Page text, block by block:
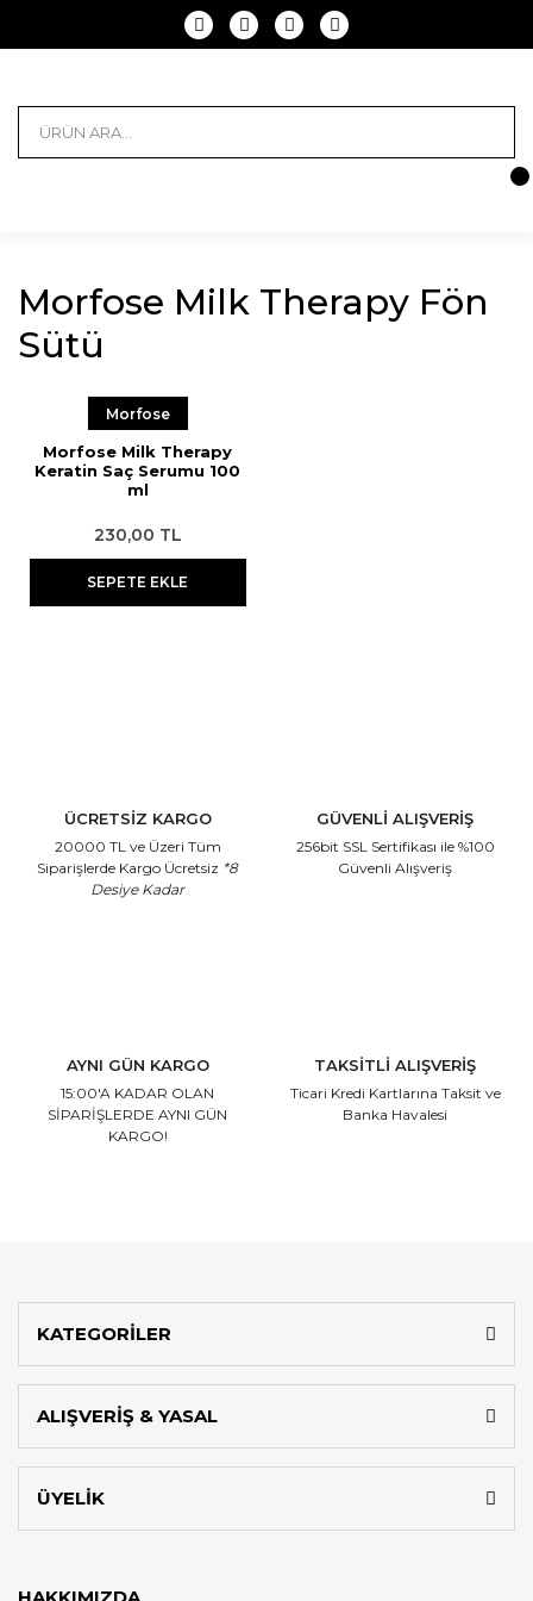
Morfose Milk Therapy Fön
Sütü
Morfose
Morfose Milk Therapy
Keratin Saç Serumu 100
ml
230,00 TL
SEPETE EKLE
ÜCRETSİZ KARGO
20000 TL ve Üzeri Tüm
Siparişlerde Kargo Ücretsiz *8
Desiye Kadar
GÜVENLİ ALIŞVERİŞ
256bit SSL Sertifikası ile %100
Güvenli Alışveriş
AYNI GÜN KARGO
15:00'A KADAR OLAN
SİPARİŞLERDE AYNI GÜN
KARGO!
TAKSİTLİ ALIŞVERİŞ
Ticari Kredi Kartlarına Taksit ve
Banka Havalesi
KATEGORİLER
ALIŞVERİŞ & YASAL
ÜYELİK